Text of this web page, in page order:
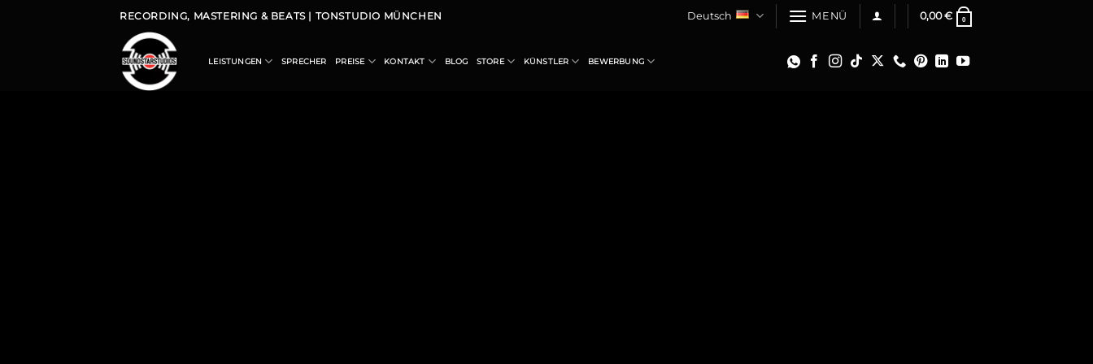
RECORDING, MASTERING & BEATS | TONSTUDIO MÜNCHEN Deutsch MENÜ 0,00€ 0
LEISTUNGEN SPRECHER PREISE KONTAKT BLOG STORE KÜNSTLER BEWERBUNG